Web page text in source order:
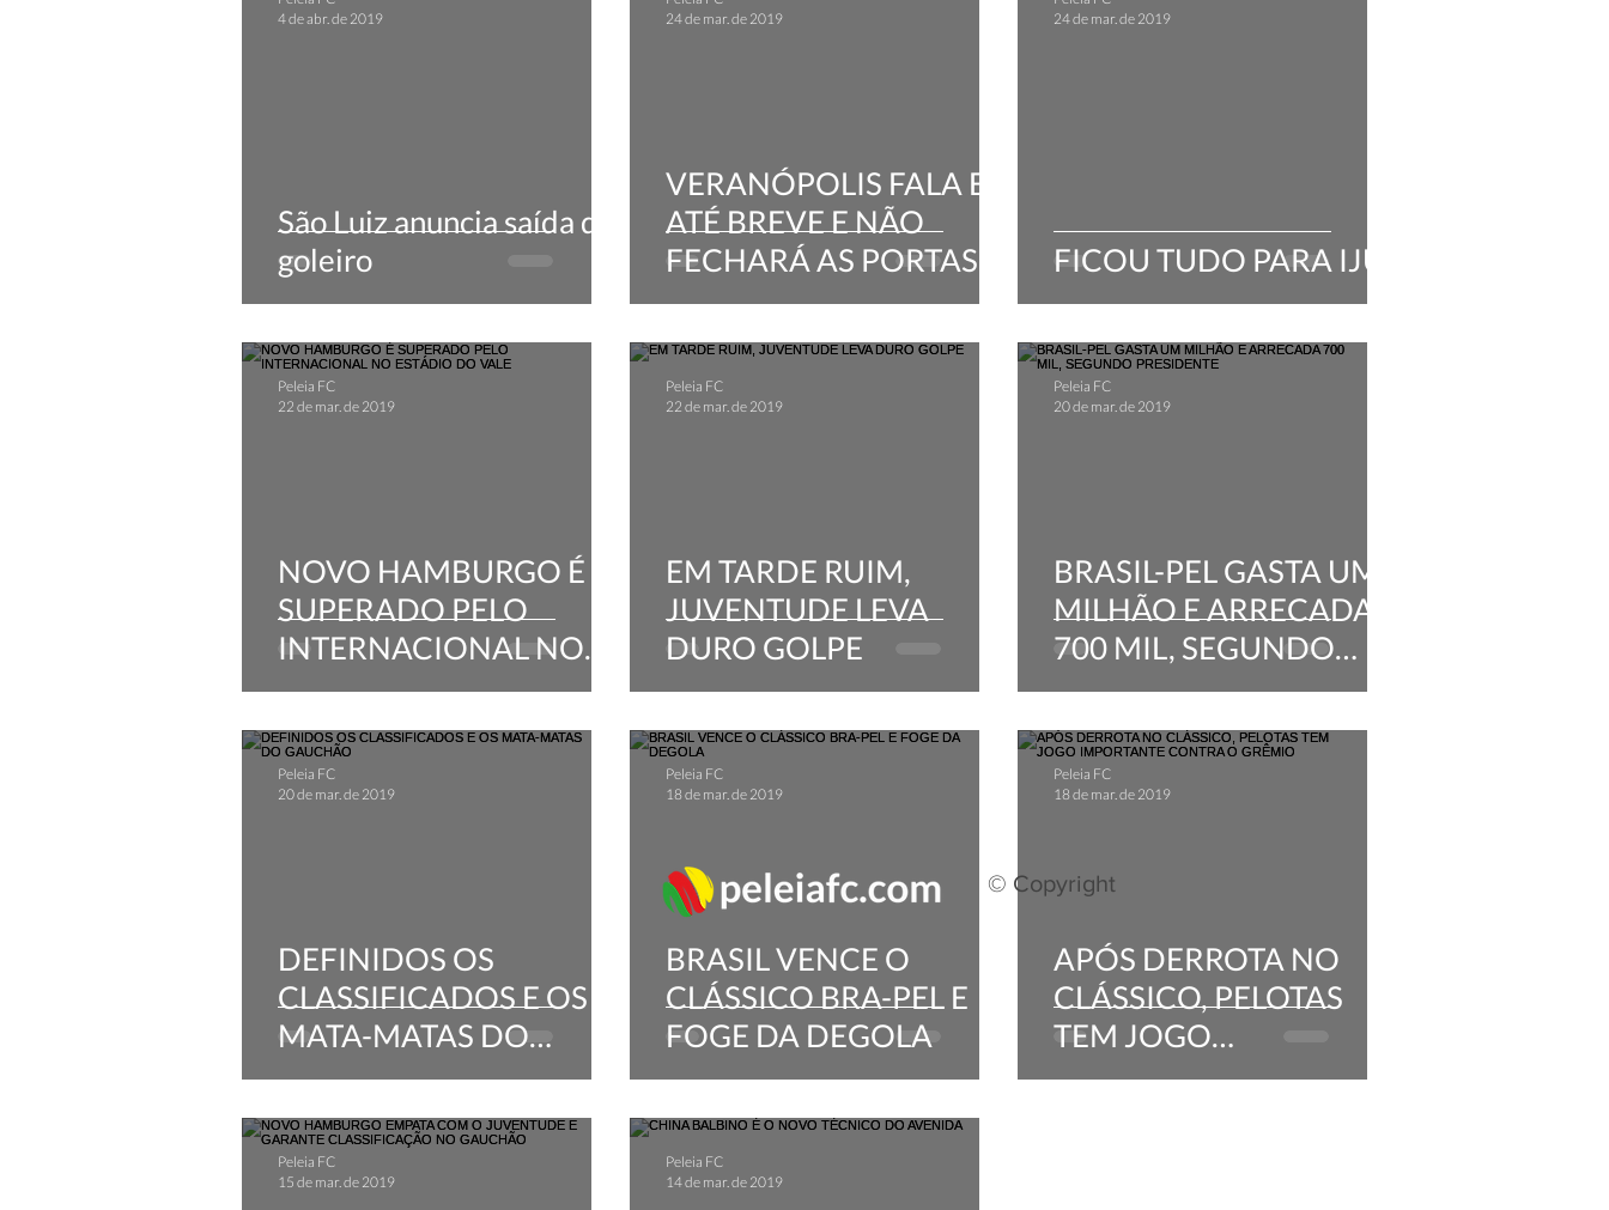
São Luiz anuncia saída do
goleiro
4 de abr. de 2019
VERANÓPOLIS FALA EM
ATÉ BREVE E NÃO
FECHARÁ AS PORTAS
24 de mar. de 2019
FICOU TUDO PARA IJUÍ
24 de mar. de 2019
NOVO HAMBURGO É
SUPERADO PELO
INTERNACIONAL NO
ESTÁDIO DO VALE
Peleia FC
22 de mar. de 2019
EM TARDE RUIM,
JUVENTUDE LEVA
DURO GOLPE
Peleia FC
22 de mar. de 2019
BRASIL-PEL GASTA UM
MILHÃO E ARRECADA
700 MIL, SEGUNDO
PRESIDENTE
Peleia FC
20 de mar. de 2019
DEFINIDOS OS
CLASSIFICADOS E OS
MATA-MATAS DO
GAUCHÃO
Peleia FC
20 de mar. de 2019
BRASIL VENCE O
CLÁSSICO BRA-PEL E
FOGE DA DEGOLA
Peleia FC
18 de mar. de 2019
APÓS DERROTA NO
CLÁSSICO, PELOTAS
TEM JOGO
IMPORTANTE CONTRA
Peleia FC
18 de mar. de 2019
Peleia FC
15 de mar. de 2019
Peleia FC
14 de mar. de 2019
© Copyright